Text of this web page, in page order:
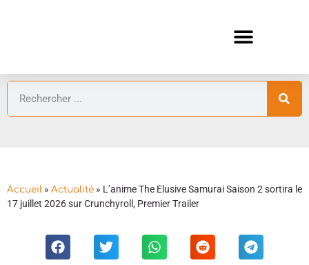
Accueil » Actualité » L’anime The Elusive Samurai Saison 2 sortira le
17 juillet 2026 sur Crunchyroll, Premier Trailer